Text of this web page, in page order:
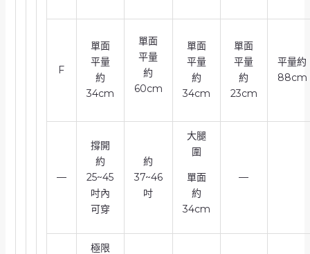
F
單面
平量
約
34cm
單面
平量
約
60cm
單面
平量
約
34cm
單面
平量
約
23cm
平量約
88cm
—
撐開
約
25~45
吋內
可穿
約
37~46
吋
大腿
圍
單面
約
34cm
—
極限